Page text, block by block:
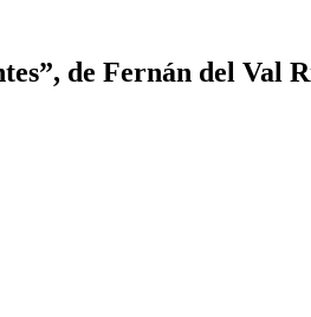
de Fernán del Val